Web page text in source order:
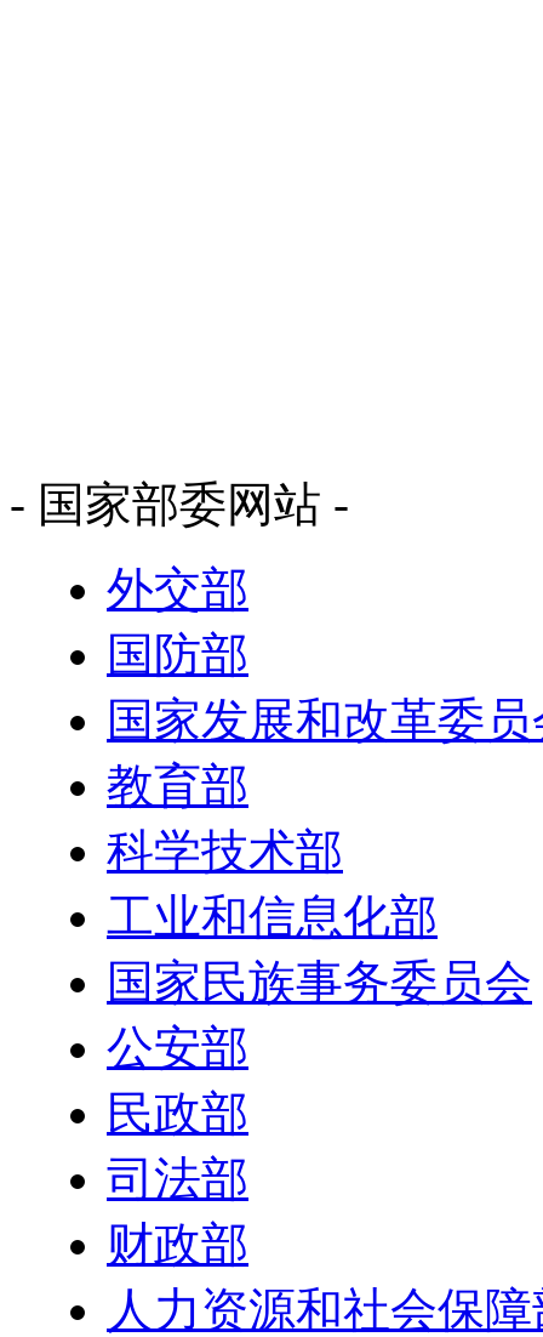
- 国家部委网站 -
外交部
国防部
国家发展和改革委
教育部
科学技术部
工业和信息化部
国家民族事务委员会
公安部
民政部
司法部
财政部
人力资源和社会保